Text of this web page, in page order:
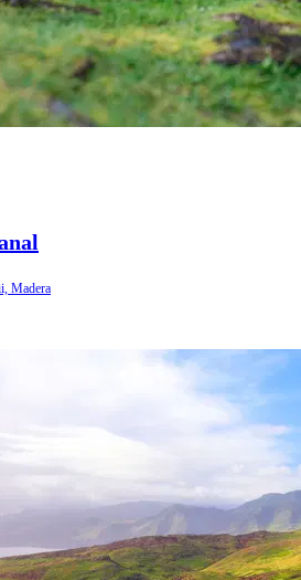
Madera